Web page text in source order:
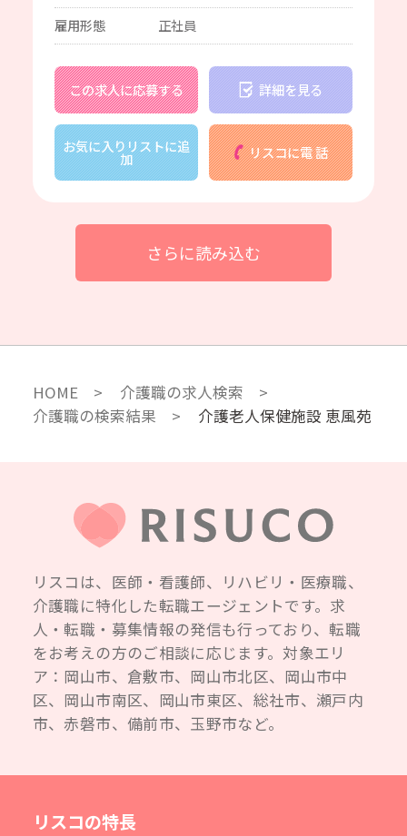
雇用形態
正社員
この求人に応募する 詳細を見る
お気に入りリストに追
加 リスコに電 話
さらに読み込む
HOME
介護職の求人検索
介護職の検索結果
介護老人保健施設 恵風苑
リスコは、医師・看護師、リハビリ・医療職、
介護職に特化した転職エージェントです。求
人・転職・募集情報の発信も行っており、転職
をお考えの方のご相談に応じます。対象エリ
ア：岡山市、倉敷市、岡山市北区、岡山市中
区、岡山市南区、岡山市東区、総社市、瀬戸内
市、赤磐市、備前市、玉野市など。
リスコの特長